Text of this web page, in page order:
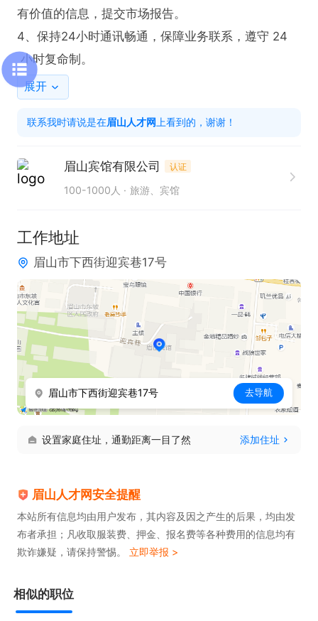
有价值的信息，提交市场报告。
4、保持24小时通讯畅通，保障业务联系，遵守 24
小时复命制。
展开
联系我时请说是在眉山人才网 上看到的，谢谢！
眉山宾馆有限公司 认证
100-1000人 旅游、宾馆
工作地址
眉山市下西街迎宾巷17号
眉山市下西街迎宾巷17号 去导航
设置家庭住址，通勤距离一目了然 添加住址
眉山人才网安全提醒
本站所有信息均由用户发布，其内容及因之产生的后果，均由发
布者承担；凡收取服装费、押金、报名费等各种费用的信息均有
欺诈嫌疑，请保持警惕。 立即举报 >
相似的职位